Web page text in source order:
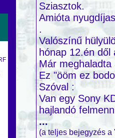
Sziasztok.
Amióta
.
Valószínű
hónap 12.én dől
Már
Ez "ööm ez
Szóval :
Van egy Sony
hajlandó
...
(a teljes bejegyzés